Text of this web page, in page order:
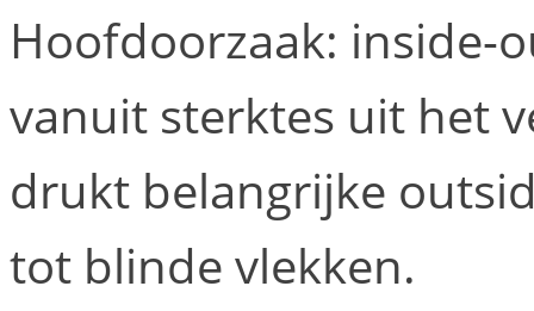
Hoofdoorzaak: inside-
vanuit sterktes uit het
drukt belangrijke
tot blinde vlekken.